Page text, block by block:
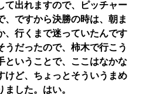
て出れますので、ピッチャー
、ですから決勝の時は、朝ま
、行くまで迷っていたんです
うだったので、柿木で行こう
ということで、ここはなかな
けど、ちょっとそういうまめ
した。はい。